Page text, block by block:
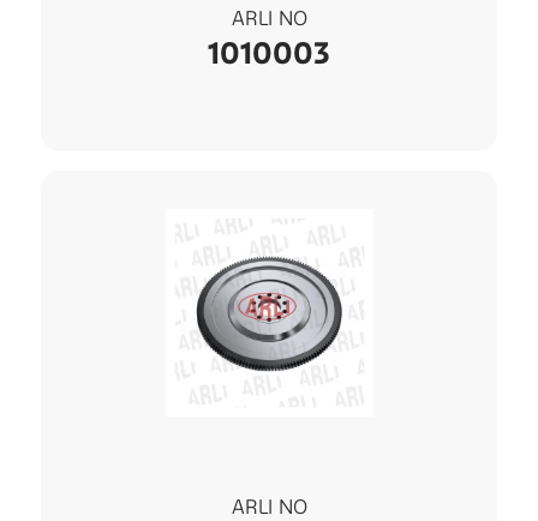
ARLI NO
1010003
ARLI NO